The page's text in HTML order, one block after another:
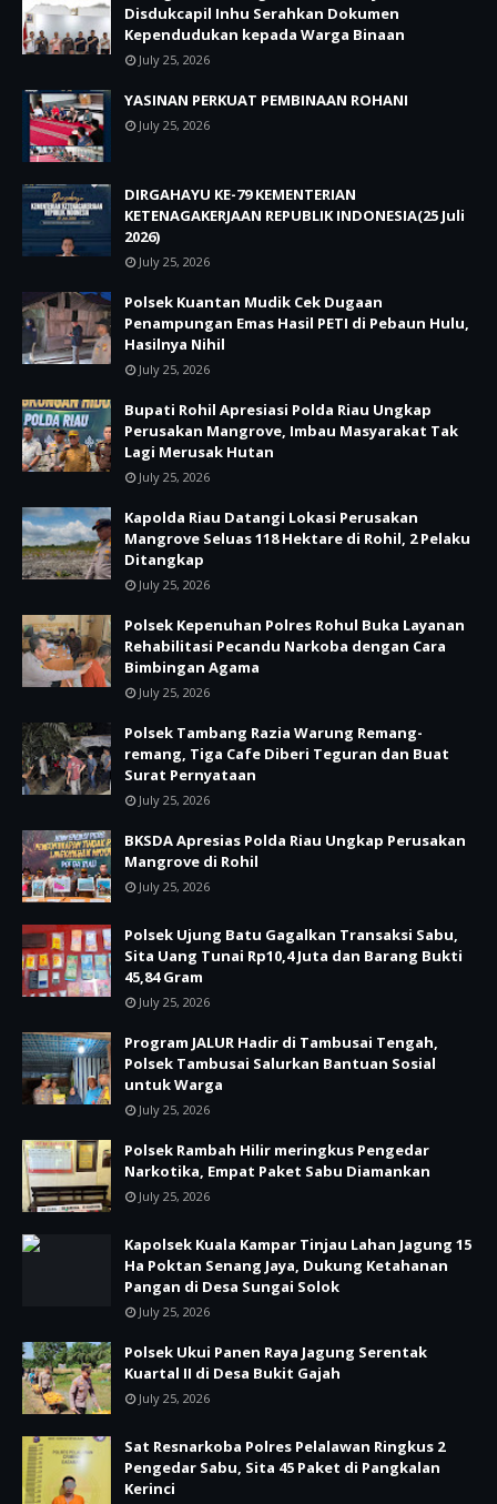
Disdukcapil Inhu Serahkan Dokumen
Kependudukan kepada Warga Binaan
July 25, 2026
YASINAN PERKUAT PEMBINAAN ROHANI
July 25, 2026
DIRGAHAYU KE-79 KEMENTERIAN
KETENAGAKERJAAN REPUBLIK INDONESIA(25 Juli
2026)
July 25, 2026
Polsek Kuantan Mudik Cek Dugaan
Penampungan Emas Hasil PETI di Pebaun Hulu,
Hasilnya Nihil
July 25, 2026
Bupati Rohil Apresiasi Polda Riau Ungkap
Perusakan Mangrove, Imbau Masyarakat Tak
Lagi Merusak Hutan
July 25, 2026
Kapolda Riau Datangi Lokasi Perusakan
Mangrove Seluas 118 Hektare di Rohil, 2 Pelaku
Ditangkap
July 25, 2026
Polsek Kepenuhan Polres Rohul Buka Layanan
Rehabilitasi Pecandu Narkoba dengan Cara
Bimbingan Agama
July 25, 2026
Polsek Tambang Razia Warung Remang-
remang, Tiga Cafe Diberi Teguran dan Buat
Surat Pernyataan
July 25, 2026
BKSDA Apresias Polda Riau Ungkap Perusakan
Mangrove di Rohil
July 25, 2026
Polsek Ujung Batu Gagalkan Transaksi Sabu,
Sita Uang Tunai Rp10,4 Juta dan Barang Bukti
45,84 Gram
July 25, 2026
Program JALUR Hadir di Tambusai Tengah,
Polsek Tambusai Salurkan Bantuan Sosial
untuk Warga
July 25, 2026
Polsek Rambah Hilir meringkus Pengedar
Narkotika, Empat Paket Sabu Diamankan
July 25, 2026
Kapolsek Kuala Kampar Tinjau Lahan Jagung 15
Ha Poktan Senang Jaya, Dukung Ketahanan
Pangan di Desa Sungai Solok
July 25, 2026
Polsek Ukui Panen Raya Jagung Serentak
Kuartal II di Desa Bukit Gajah
July 25, 2026
Sat Resnarkoba Polres Pelalawan Ringkus 2
Pengedar Sabu, Sita 45 Paket di Pangkalan
Kerinci